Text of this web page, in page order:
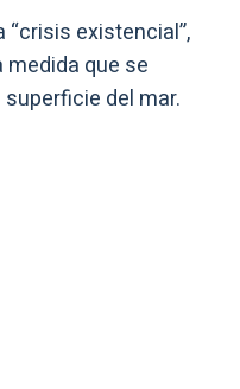
existencial”,
que se
del mar.